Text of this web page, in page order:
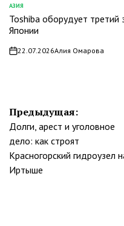
ОПУБЛИКОВАНО
В
АЗИЯ
Toshiba оборудует третий
Японии
on22.07.2026Алия Омарова
Навигация
по
записям
Предыдущая:
Долги, арест и уголовное
дело: как строят
Красногорский гидроузел
Иртыше